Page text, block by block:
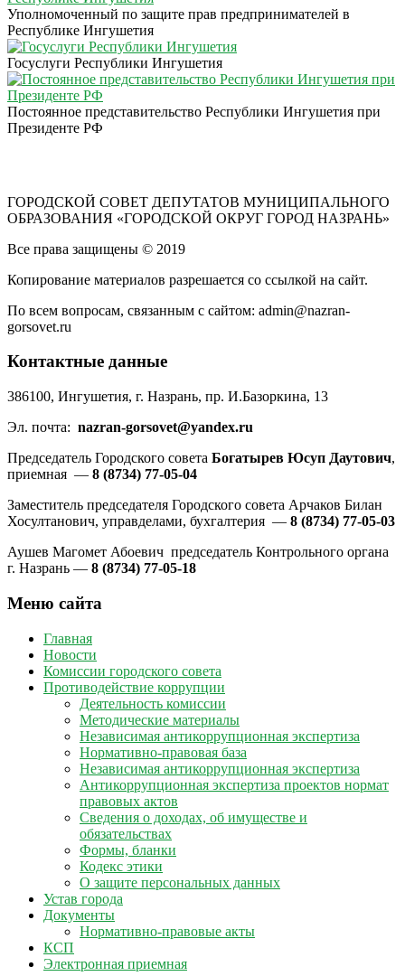
Уполномоченный по защите прав предпринимателей в
Республике Ингушетия
Госуслуги Республики Ингушетия
Постоянное представительство Республики Ингушетия при
Президенте РФ
ГОРОДСКОЙ СОВЕТ ДЕПУТАТОВ МУНИЦИПАЛЬНОГО
ОБРАЗОВАНИЯ «ГОРОДСКОЙ ОКРУГ ГОРОД НАЗРАНЬ»
Все права защищены © 2019
Копирование материалов разрешается со ссылкой на сайт.
По всем вопросам, связанным с сайтом: admin@nazran-
gorsovet.ru
Контактные данные
386100, Ингушетия, г. Назрань, пр. И.Базоркина, 13
Эл. почта: nazran-gorsovet@yandex.ru
Председатель Городского совета Богатырев Юсуп Даутович,
приемная — 8 (8734) 77-05-04
Заместитель председателя Городского совета Арчаков Билан
Хосултанович, управделами, бухгалтерия — 8 (8734) 77-05-03
Аушев Магомет Абоевич председатель Контрольного органа
г. Назрань — 8 (8734) 77-05-18
Меню сайта
Главная
Новости
Комиссии городского совета
Противодействие коррупции
Деятельность комиссии
Методические материалы
Независимая антикоррупционная экспертиза
Нормативно-правовая база
Независимая антикоррупционная экспертиза
Антикоррупционная экспертиза проектов нормат
правовых актов
Сведения о доходах, об имуществе и
обязательствах
Формы, бланки
Кодекс этики
О защите персональных данных
Устав города
Документы
Нормативно-правовые акты
КСП
Электронная приемная